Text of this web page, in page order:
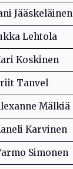
Jääskeläinen
Lehtola
Koskinen
Tanvel
Mälkiä
Karvinen
Simonen